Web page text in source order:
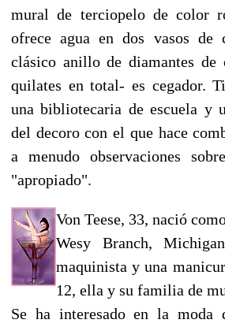
mural de terciopelo de color
ofrece agua en dos vasos de
clásico anillo de diamantes de
quilates en total- es cegador.
una bibliotecaria de escuela y
del decoro con el que hace
a menudo observaciones
"apropiado".
Von Teese, 33, nació
Wesy Branch,
maquinista y una
12, ella y su familia de
Se ha interesado en la moda